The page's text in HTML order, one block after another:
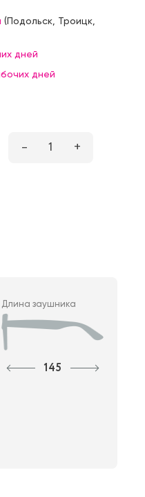
(Подольск Троицк
дней
дней
– 1 +
Длина заушника
145